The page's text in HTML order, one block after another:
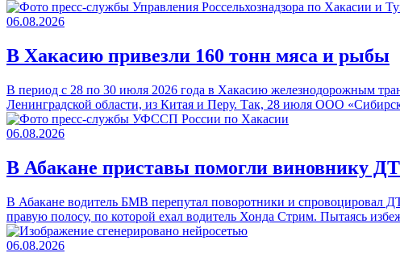
06.08.2026
В Хакасию привезли 160 тонн мяса и рыбы
В период с 28 по 30 июля 2026 года в Хакасию железнодорожным
Ленинградской области, из Китая и Перу. Так, 28 июля ООО
06.08.2026
В Абакане приставы помогли виновнику
В Абакане водитель БМВ перепутал поворотники и спровоцировал
правую полосу, по которой ехал водитель Хонда Стрим. Пытаясь
06.08.2026